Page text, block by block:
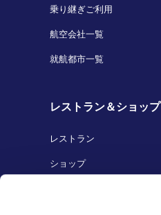
乗り継ぎご利用
航空会社一覧
就航都市一覧
レストラン＆ショップ
レストラン
ショップ